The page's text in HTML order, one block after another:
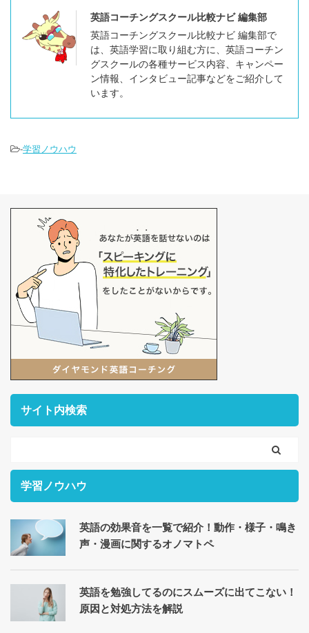
英語コーチングスクール比較ナビ 編集部
英語コーチングスクール比較ナビ 編集部で
は、英語学習に取り組む方に、英語コーチン
グスクールの各種サービス内容、キャンペー
ン情報、インタビュー記事などをご紹介して
います。
-学習ノウハウ
サイト内検索
学習ノウハウ
英語の効果音を一覧で紹介！動作・様子・鳴き
声・漫画に関するオノマトペ
英語を勉強してるのにスムーズに出てこない！
原因と対処方法を解説